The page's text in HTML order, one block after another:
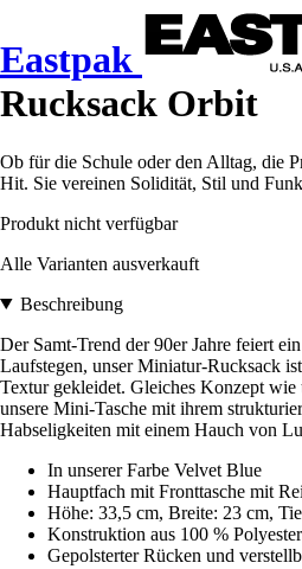
Eastpak
Rucksack Orbit
Ob für die Schule oder den Alltag, die
Hit. Sie vereinen Solidität, Stil und
Produkt nicht verfügbar
Alle Varianten ausverkauft
Beschreibung
Der Samt-Trend der 90er Jahre feiert
Laufstegen, unser Miniatur-Rucksack
Textur gekleidet. Gleiches Konzept wie
unsere Mini-Tasche mit ihrem
Habseligkeiten mit einem Hauch von
In unserer Farbe Velvet Blue
Hauptfach mit Fronttasche mit
Höhe: 33,5 cm, Breite: 23 cm,
Konstruktion aus 100 % Polyester
Gepolsterter Rücken und